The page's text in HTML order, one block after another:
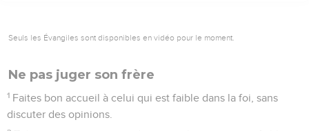
Seuls les Évangiles sont disponibles en vidéo pour le moment.
Ne pas juger son frère
1 Faites bon accueil à celui qui est faible dans la foi, sans
discuter des opinions.